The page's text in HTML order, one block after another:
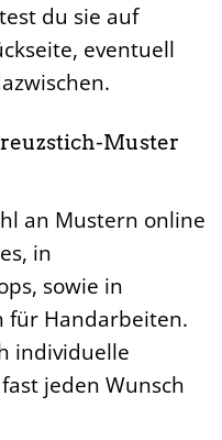
du sie auf
eventuell
Muster
an Mustern online
in
sowie in
für Handarbeiten.
individuelle
jeden Wunsch